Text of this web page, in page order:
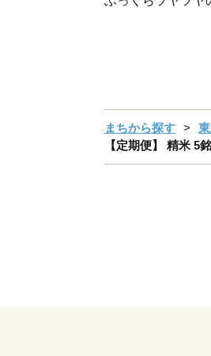
まちから探す
【定期便】 精米 5